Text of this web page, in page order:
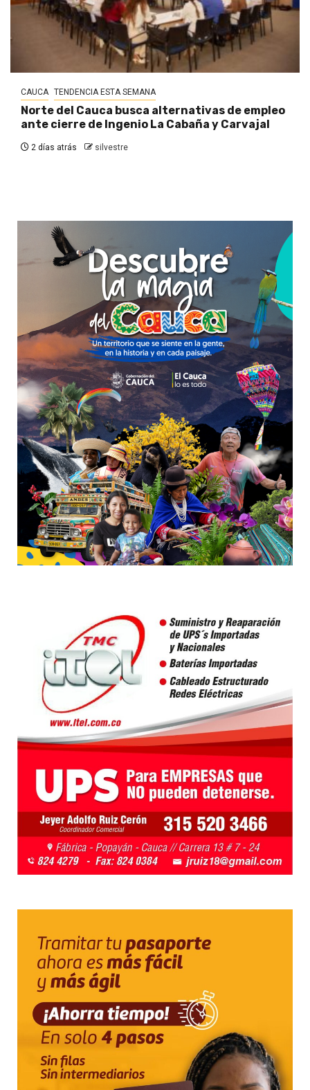
CAUCA TENDENCIA ESTA SEMANA
Norte del Cauca busca alternativas de empleo
ante cierre de Ingenio La Cabaña y Carvajal
2 días atrás silvestre